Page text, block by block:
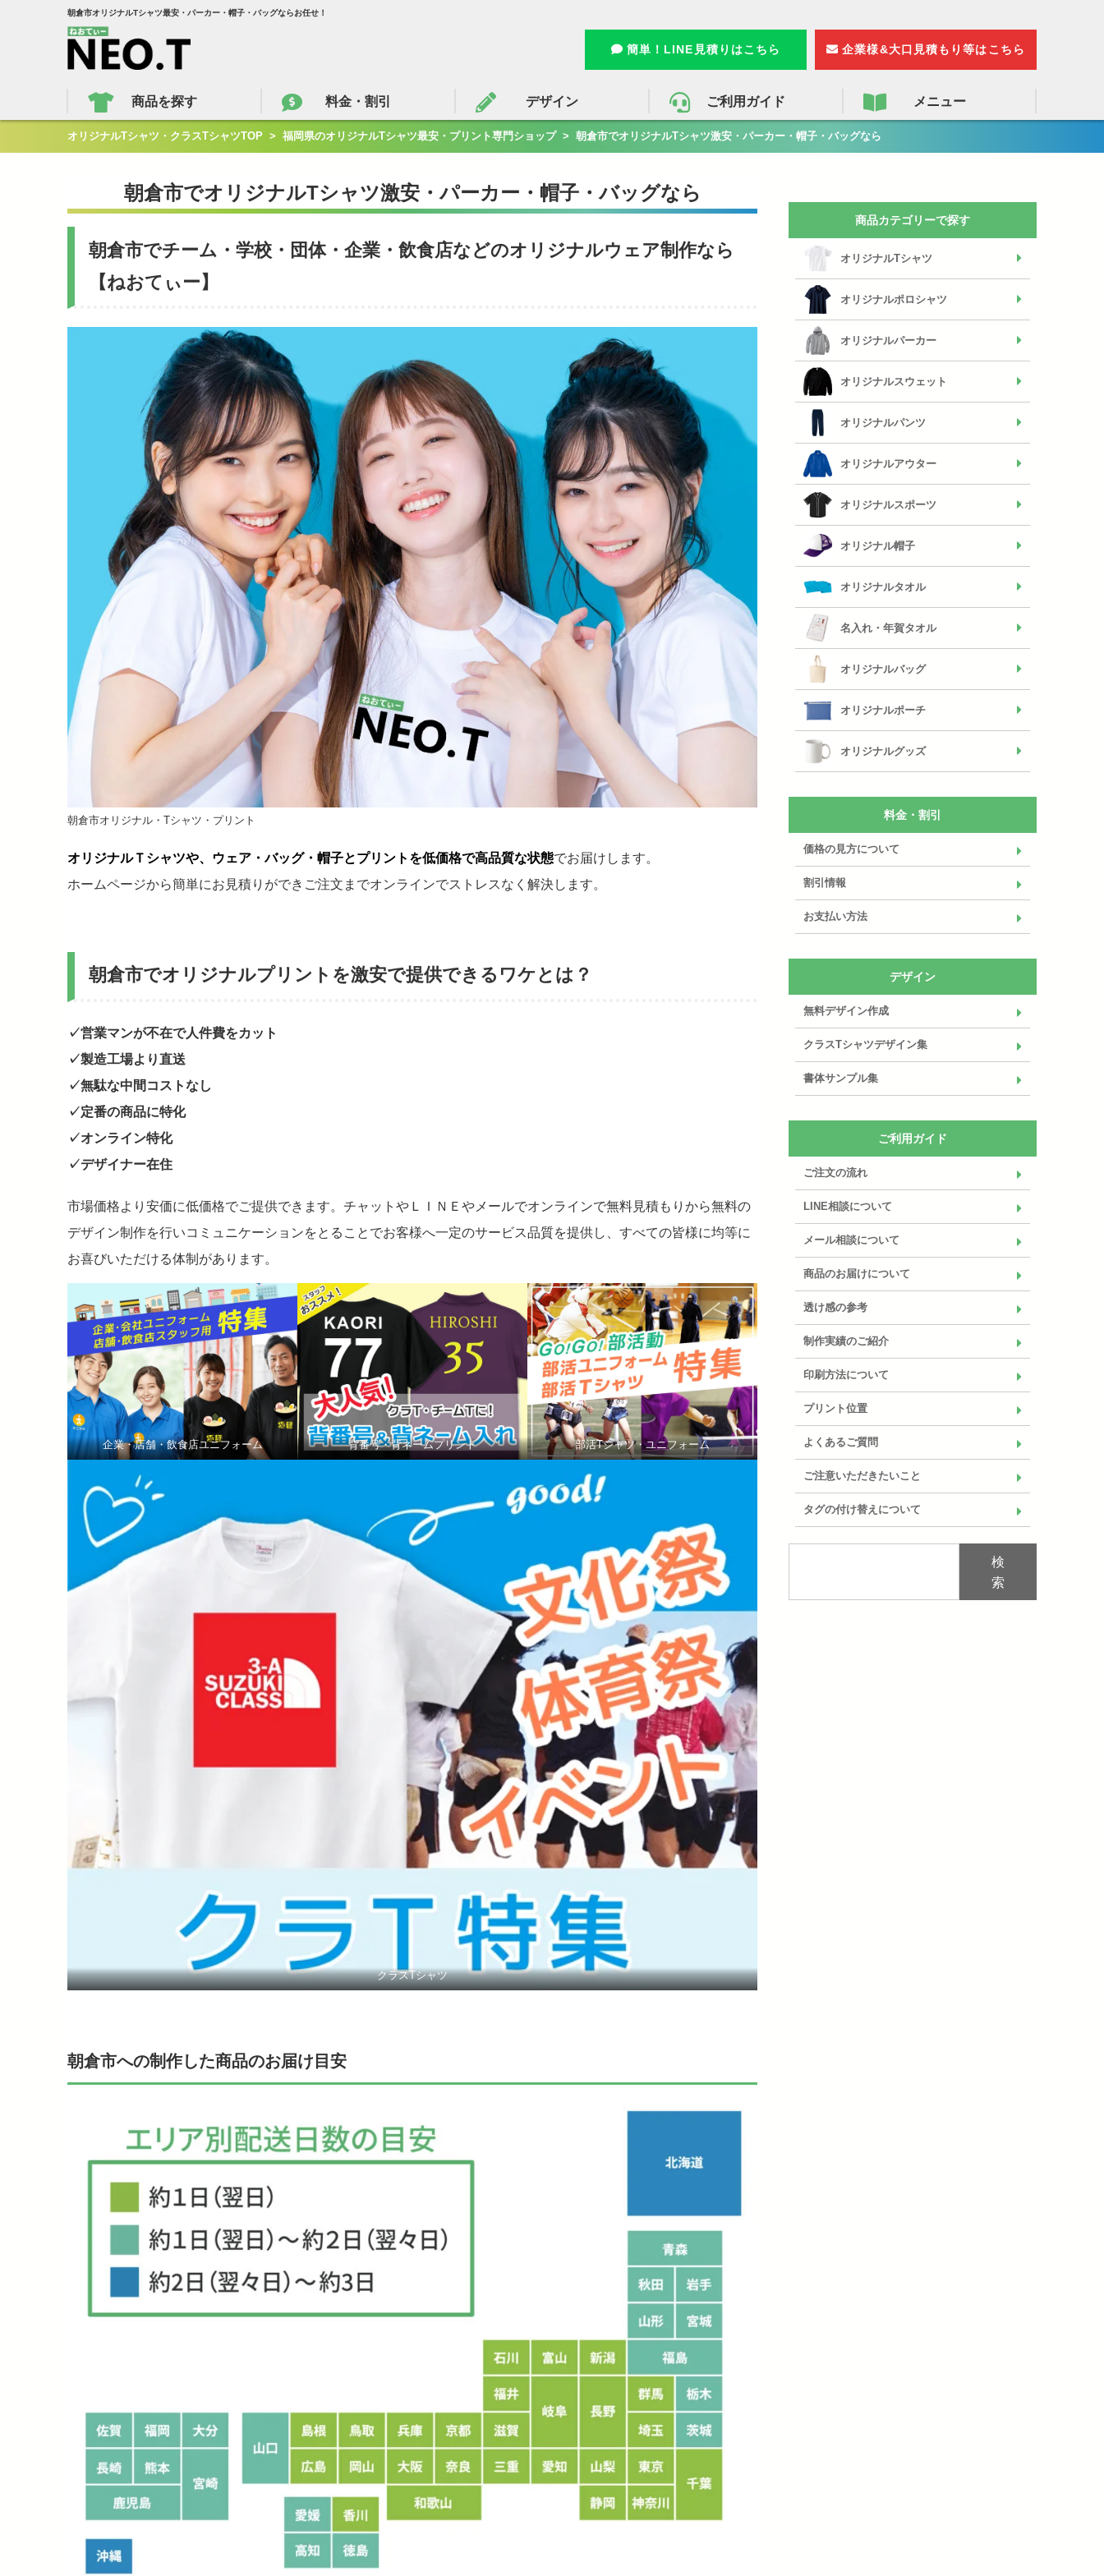
朝倉市オリジナルTシャツ最安・パーカー・帽子・バッグならお任せ！
簡単！LINE見積りはこちら 企業様&大口見積もり等はこちら
商品を探す 料金・割引 デザイン ご利用ガイド メニュー
オリジナルTシャツ・クラスTシャツTOP > 福岡県のオリジナルTシャツ最安・プリント専門ショップ > 朝倉市でオリジナルTシャツ激安・パーカー・帽子・バッグなら
朝倉市でオリジナルTシャツ激安・パーカー・帽子・バッグなら
朝倉市でチーム・学校・団体・企業・飲食店などのオリジナルウェア制作なら
【ねおてぃー】
朝倉市オリジナル・Tシャツ・プリント
オリジナルＴシャツや、ウェア・バッグ・帽子とプリントを低価格で高品質な状態でお届けします。
ホームページから簡単にお見積りができご注文までオンラインでストレスなく解決します。
朝倉市でオリジナルプリントを激安で提供できるワケとは？
✓営業マンが不在で人件費をカット
✓製造工場より直送
✓無駄な中間コストなし
✓定番の商品に特化
✓オンライン特化
✓デザイナー在住
市場価格より安価に低価格でご提供できます。チャットやＬＩＮＥやメールでオンラインで無料見積もりから無料の
デザイン制作を行いコミュニケーションをとることでお客様へ一定のサービス品質を提供し、すべての皆様に均等に
お喜びいただける体制があります。
企業・店舗・飲食店ユニフォーム 背番号・背ネームプリント 部活Tシャツ・ユニフォーム
クラスTシャツ
朝倉市への制作した商品のお届け目安
商品カテゴリーで探す
オリジナルTシャツ
オリジナルポロシャツ
オリジナルパーカー
オリジナルスウェット
オリジナルパンツ
オリジナルアウター
オリジナルスポーツ
オリジナル帽子
オリジナルタオル
名入れ・年賀タオル
オリジナルバッグ
オリジナルポーチ
オリジナルグッズ
料金・割引
価格の見方について
割引情報
お支払い方法
デザイン
無料デザイン作成
クラスTシャツデザイン集
書体サンプル集
ご利用ガイド
ご注文の流れ
LINE相談について
メール相談について
商品のお届けについて
透け感の参考
制作実績のご紹介
印刷方法について
プリント位置
よくあるご質問
ご注意いただきたいこと
タグの付け替えについて
索
検
索